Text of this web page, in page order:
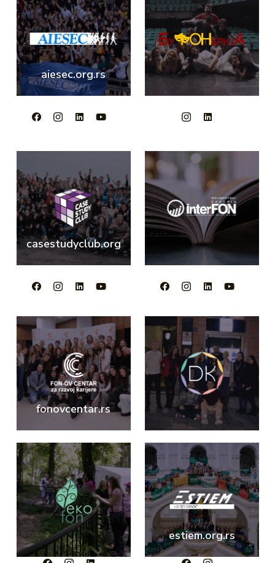
aiesec.org.rs
casestudyclub.org
fonovcentar.rs
estiem.org.rs